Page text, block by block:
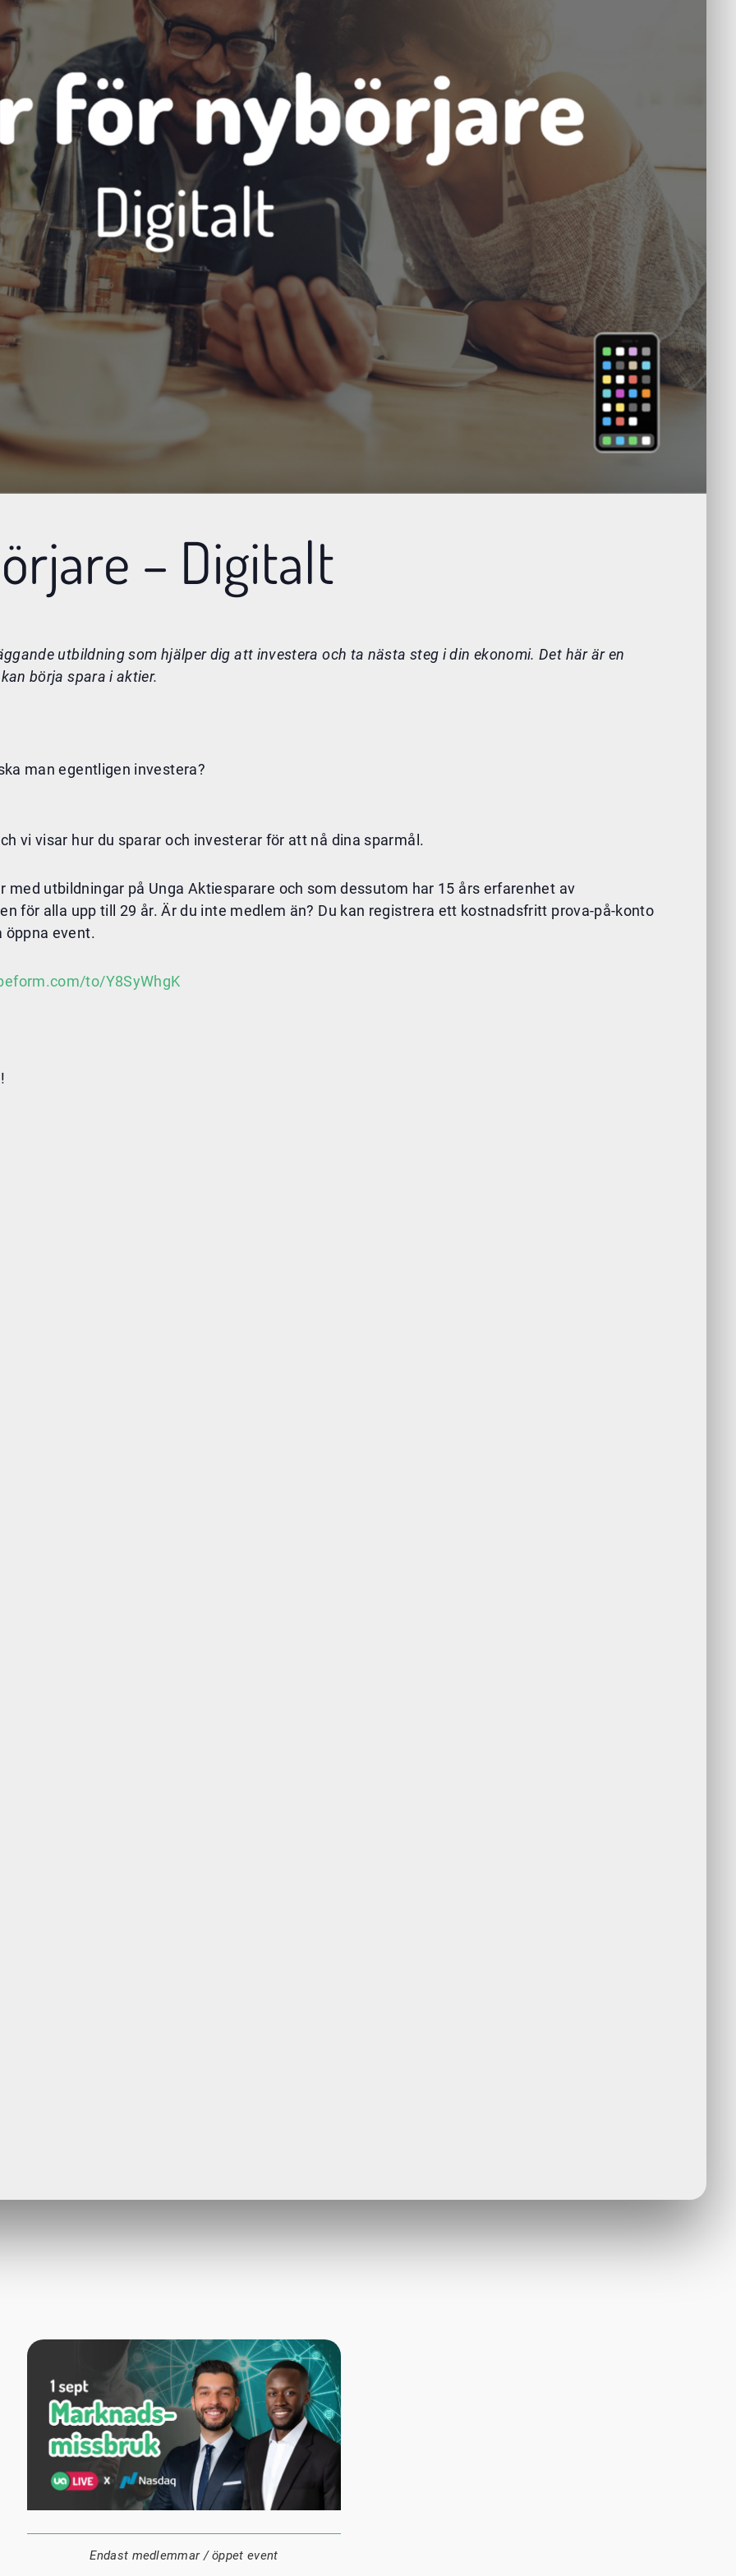
– Digitalt
utbildning som hjälper dig att investera och ta nästa steg i din ekonomi. Det här är en
börja spara i aktier.
man egentligen investera?
vi visar hur du sparar och investerar för att nå dina sparmål.
med utbildningar på Unga Aktiesparare och som dessutom har 15 års erfarenhet av
för alla upp till 29 år. Är du inte medlem än? Du kan registrera ett kostnadsfritt prova-på-konto
öppna event.
to/Y8SyWhgK
1 september
18:00
Digitalt
Endast medlemmar / öppet event